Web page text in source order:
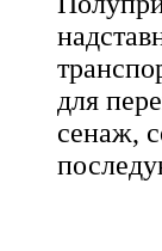
для
сенаж,